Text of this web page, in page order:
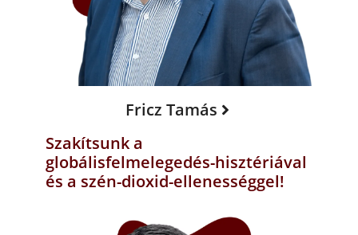
Fricz Tamás
Szakítsunk a
globálisfelmelegedés-hisztériával
és a szén-dioxid-ellenességgel!